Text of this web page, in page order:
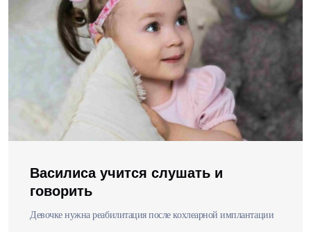
Василиса учится слушать и
говорить
Девочке нужна реабилитация после кохлеарной имплантации